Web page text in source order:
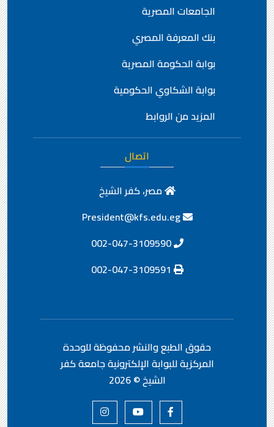
الجامعات المصرية
بنك المعرفة المصري
بوابة الحكومة المصرية
بوابة الشكاوي الحكومية
المزيد من الروابط
اتصال
مصر، كفر الشيخ
President@kfs.edu.eg
002-047-3109590
حقوق الطبع والنشر محفوظةللوحدة
المركزية للبوابة الإلكترونية جامعة كفر
الشيخ ©2026